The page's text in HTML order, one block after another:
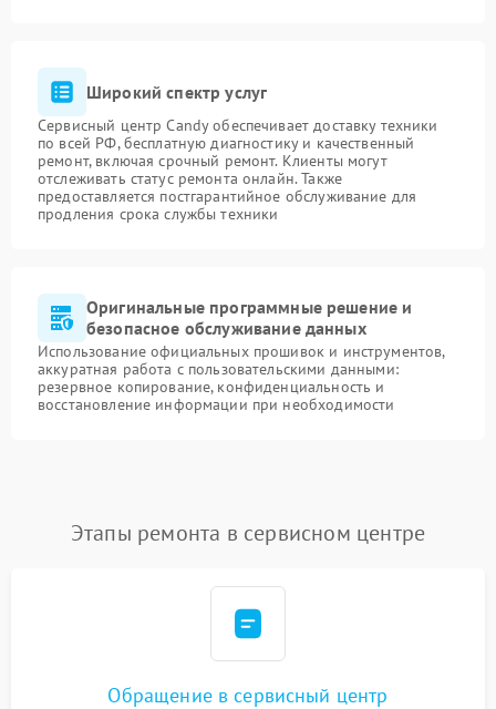
Широкий спектр услуг
Сервисный центр Candy обеспечивает доставку техники
по всей РФ, бесплатную диагностику и качественный
ремонт, включая срочный ремонт. Клиенты могут
отслеживать статус ремонта онлайн. Также
предоставляется постгарантийное обслуживание для
продления срока службы техники
Оригинальные программные решение и
безопасное обслуживание данных
Использование официальных прошивок и инструментов,
аккуратная работа с пользовательскими данными:
резервное копирование, конфиденциальность и
восстановление информации при необходимости
Этапы ремонта в сервисном центре
Обращение в сервисный центр